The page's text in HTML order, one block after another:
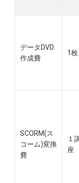
データDVD
作成費
1枚
SCORM(ス
コーム)変換
費
１
座